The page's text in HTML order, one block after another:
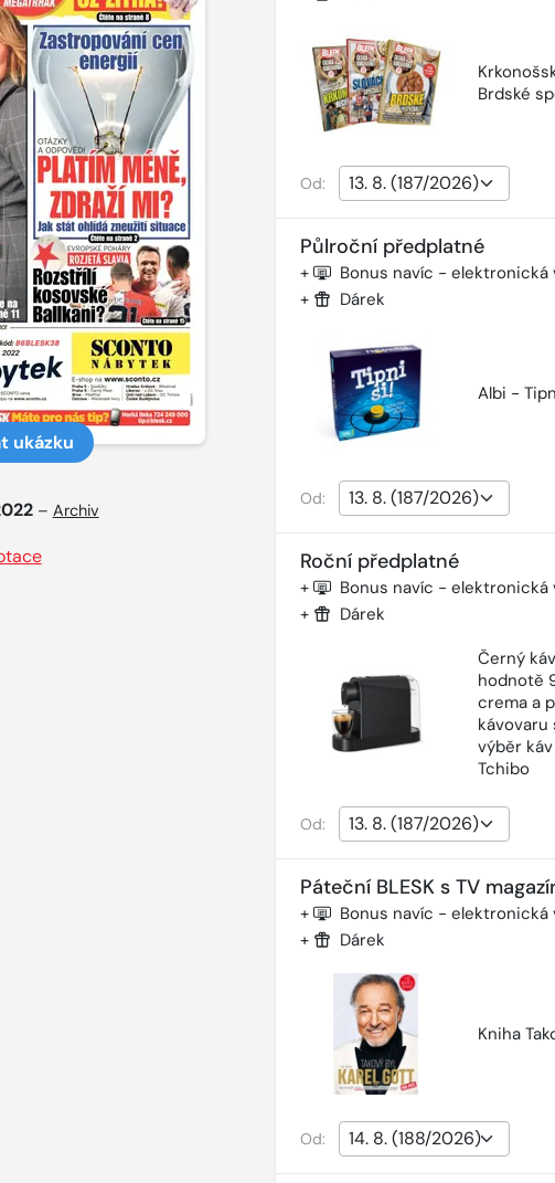
ukázku
– Archiv
Brdské
Od:
Půlroční předplatné
+ Bonus navíc - elektronická
+ Dárek
Albi -
Od:
Roční předplatné
+ Bonus navíc - elektronická
+
Dárek
Černý
hodnotě
crema a
kávovaru
výběr
Tchibo
Od:
Páteční BLESK s TV
+ Bonus navíc - elektronická
+ Dárek
Kniha
Od: